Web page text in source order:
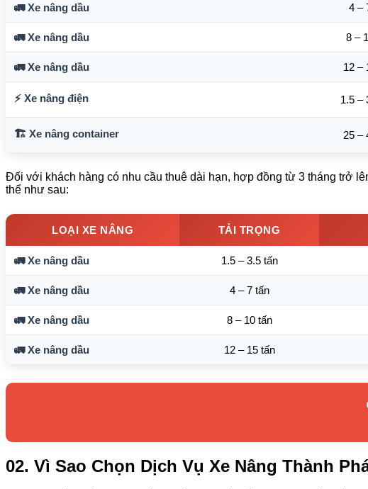
🚛 Xe nâng dầu 4 –
🚛 Xe nâng dầu 8 –
🚛 Xe nâng dầu 12 –
⚡ Xe nâng điện 1.5 –
🏗️ Xe nâng container 25 –
Đối với khách hàng có nhu cầu thuê dài hạn, hợp đồng từ 3 tháng trở
thể như sau:
LOẠI XE NÂNG TẢI TRỌNG
🚛 Xe nâng dầu 1.5 – 3.5 tấn
🚛 Xe nâng dầu 4 – 7 tấn
🚛 Xe nâng dầu 8 – 10 tấn
🚛 Xe nâng dầu 12 – 15 tấn
02. Vì Sao Chọn Dịch Vụ Xe Nâng Thành